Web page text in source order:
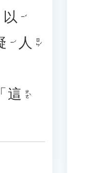
以 ㄧˇ
ㄧˊ 人 ㄖㄣˊ
這 ㄓㄜˋ